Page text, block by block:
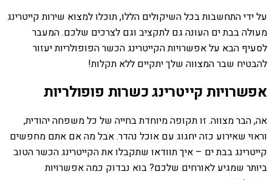
על ידי התחשבות בכל השיקולים הללו, תוכלו למצוא שירות קייטרינג
מעולה בבת ים העונה גם לתקציב וגם לצרכים שלכם. המעבר
לסעיף הבא על אפשרויות הקייטרינג הכשר הפופולריות יעזור
להבטיח שבר המצווה שלך יתקיים ללא תקלות!
אפשרויות קייטרינג כשרות פופולריות
אה, הבר מצווה. זו תקופה מיוחדת בחייה של כל משפחה יהודית,
וראוי שאירוע כזה יחגוג עם אוכל נהדר. אבל מה אם אתם מחפשים
קייטרינג בבת ים – איך תוודאו שתקבלו את הקייטרינג הכשר הטוב
ביותר שמגיע לאורחים שלכם? בוא נבדוק כמה אפשרויות